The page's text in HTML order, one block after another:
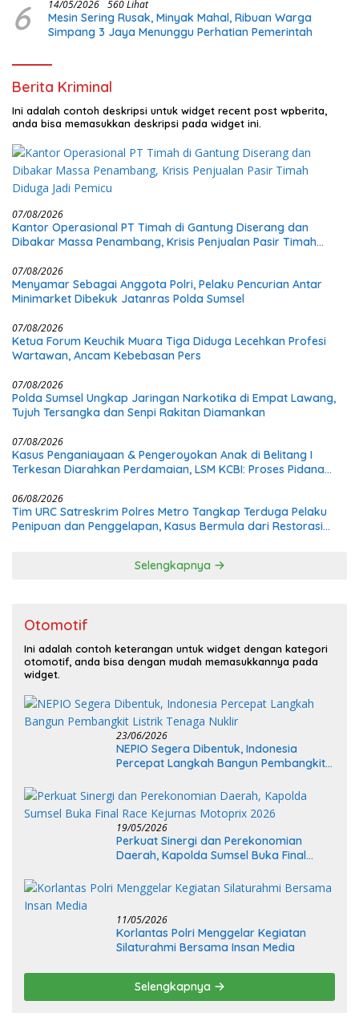
6 14/05/2026 560 Lihat
Mesin Sering Rusak, Minyak Mahal, Ribuan Warga
Simpang 3 Jaya Menunggu Perhatian Pemerintah
Berita Kriminal
Ini adalah contoh deskripsi untuk widget recent post wpberita,
anda bisa memasukkan deskripsi pada widget ini.
07/08/2026
Kantor Operasional PT Timah di Gantung Diserang dan
Dibakar Massa Penambang, Krisis Penjualan Pasir Timah
07/08/2026
Menyamar Sebagai Anggota Polri, Pelaku Pencurian Antar
Minimarket Dibekuk Jatanras Polda Sumsel
07/08/2026
Ketua Forum Keuchik Muara Tiga Diduga Lecehkan Profesi
Wartawan, Ancam Kebebasan Pers
07/08/2026
Polda Sumsel Ungkap Jaringan Narkotika di Empat Lawang,
Tujuh Tersangka dan Senpi Rakitan Diamankan
07/08/2026
Kasus Penganiayaan & Pengeroyokan Anak di Belitang I
Terkesan Diarahkan Perdamaian, LSM KCBI: Proses Pidana
06/08/2026
Tim URC Satreskrim Polres Metro Tangkap Terduga Pelaku
Penipuan dan Penggelapan, Kasus Bermula dari Restorasi
Selengkapnya
Otomotif
Ini adalah contoh keterangan untuk widget dengan kategori
otomotif, anda bisa dengan mudah memasukkannya pada
widget.
23/06/2026
NEPIO Segera Dibentuk, Indonesia
Percepat Langkah Bangun Pembangkit
19/05/2026
Perkuat Sinergi dan Perekonomian
Daerah, Kapolda Sumsel Buka Final
11/05/2026
Korlantas Polri Menggelar Kegiatan
Silaturahmi Bersama Insan Media
Selengkapnya